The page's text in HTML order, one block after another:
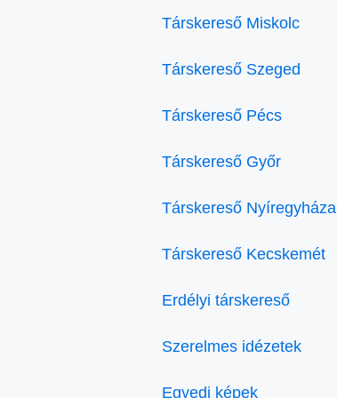
Társkereső Miskolc
Társkereső Szeged
Társkereső Pécs
Társkereső Győr
Társkereső Nyíregyháza
Társkereső Kecskemét
Erdélyi társkereső
Szerelmes idézetek
Egyedi képek